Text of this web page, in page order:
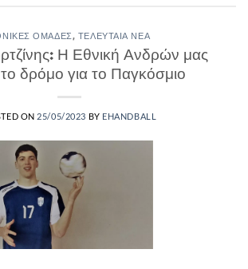
ΟΜΆΔΕΣ, ΤΕΛΕΥΤΑΊΑ ΝΈΑ
Η Εθνική Ανδρών μας
το δρόμο για το Παγκόσμιο
ON 25/05/2023 BY EHANDBALL